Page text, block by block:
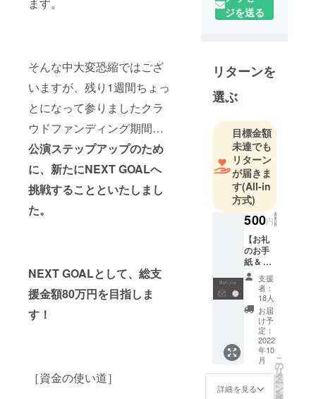
ます。
そんな中大変恐縮ではござ
いますが、残り1週間ちょっ
とになって参りましたクラ
ウドファンディング期間…
公演ステップアップのため
に、新たにNEXT GOALへ
挑戦することといたしまし
た。
NEXT GOALとして、総支
援金額80万円を目指しま
す！
［資金の使い道］
ス鑑賞の可
す。それぞ
れ、国内第
一線で活躍
ティストの
現場に携わ
るなど、個
人の活動も
精力的に広
げていま
Sunnyque】
「かけがえ
のない幼少
期の思い出
づくり」を
ミッション
にダンスを
通じて笑顔
の連鎖を作
るべく、埼
ジを送る
リターンを
選ぶ
目標金額
未達でも
リターン
が届きま
す(All-in
方式)
500円
【お礼
のお手
紙 & オ
リジナ
ルス
テッ
カー】
〈今回
頂いた
ご支援
に対す
るお礼
のお手
紙〉
支援
者：
18人
お届
け予
定：
2022
年10
月
詳細を見る
こ
の
リ
タ
ー
ン
を